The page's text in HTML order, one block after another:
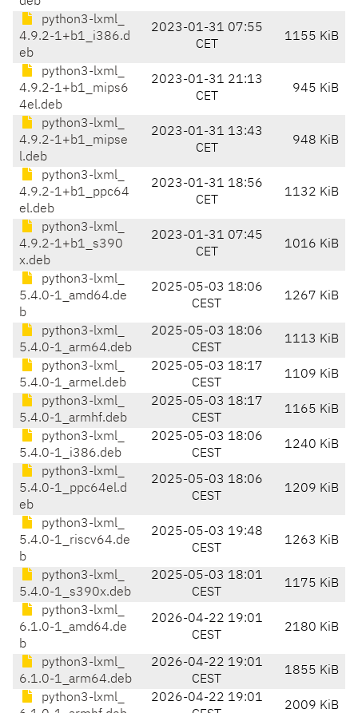
python3-lxml_
4.9.2-1+b1_i386.d
eb
2023-01-31 07:55
CET
1155 KiB
python3-lxml_
4.9.2-1+b1_mips6
4el.deb
2023-01-31 21:13
CET
945 KiB
python3-lxml_
4.9.2-1+b1_mipse
l.deb
2023-01-31 13:43
CET
948 KiB
python3-lxml_
4.9.2-1+b1_ppc64
el.deb
2023-01-31 18:56
CET
1132 KiB
python3-lxml_
4.9.2-1+b1_s390
x.deb
2023-01-31 07:45
CET
1016 KiB
python3-lxml_
5.4.0-1_amd64.de
b
2025-05-03 18:06
CEST
1267 KiB
python3-lxml_
5.4.0-1_arm64.deb
2025-05-03 18:06
CEST
1113 KiB
python3-lxml_
5.4.0-1_armel.deb
2025-05-03 18:17
CEST
1109 KiB
python3-lxml_
5.4.0-1_armhf.deb
2025-05-03 18:17
CEST
1165 KiB
python3-lxml_
5.4.0-1_i386.deb
2025-05-03 18:06
CEST
1240 KiB
python3-lxml_
5.4.0-1_ppc64el.d
eb
2025-05-03 18:06
CEST
1209 KiB
python3-lxml_
5.4.0-1_riscv64.de
b
2025-05-03 19:48
CEST
1263 KiB
python3-lxml_
5.4.0-1_s390x.deb
2025-05-03 18:01
CEST
1175 KiB
python3-lxml_
6.1.0-1_amd64.de
b
2026-04-22 19:01
CEST
2180 KiB
python3-lxml_
6.1.0-1_arm64.deb
2026-04-22 19:01
CEST
1855 KiB
python3-lxml_
2026-04-22 19:01
2009 KiB